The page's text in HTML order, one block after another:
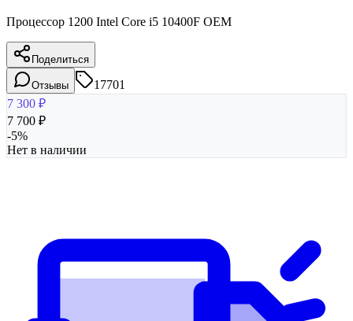
Процессор 1200 Intel Core i5 10400F OEM
Поделиться
Отзывы
17701
7 300 ₽
7 700 ₽
-5%
Нет в наличии